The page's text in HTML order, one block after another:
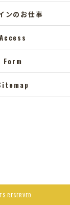
ンのお仕事
Access
Form